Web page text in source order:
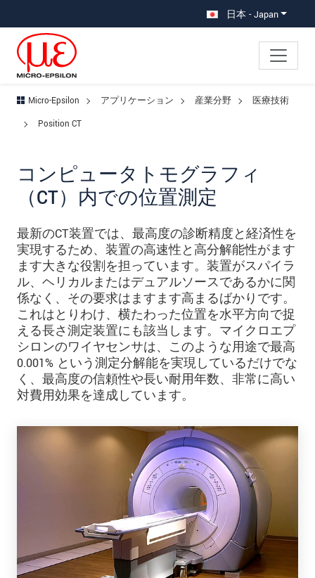
日本 - Japan
Micro-Epsilon アプリケーション 産業分野
医療技術
Position CT
コンピュータトモグラフィ
（CT）内での位置測定
最新のCT装置では、最高度の診断精度と経済性を
実現するため、装置の高速性と高分解能性がます
ます大きな役割を担っています。装置がスパイラ
ル、ヘリカルまたはデュアルソースであるかに関
係なく、その要求はますます高まるばかりです。
これはとりわけ、横たわった位置を水平方向で捉
える長さ測定装置にも該当します。マイクロエプ
シロンのワイヤセンサは、このような用途で最高
0.001% という測定分解能を実現しているだけでな
く、最高度の信頼性や長い耐用年数、非常に高い
対費用効果を達成しています。